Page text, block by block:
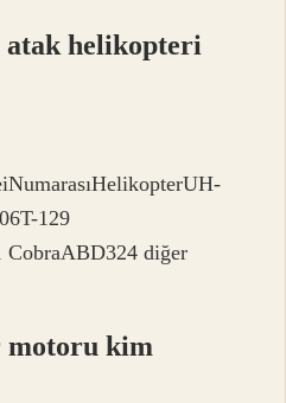
atak helikopteri
129
diğer
motoru kim